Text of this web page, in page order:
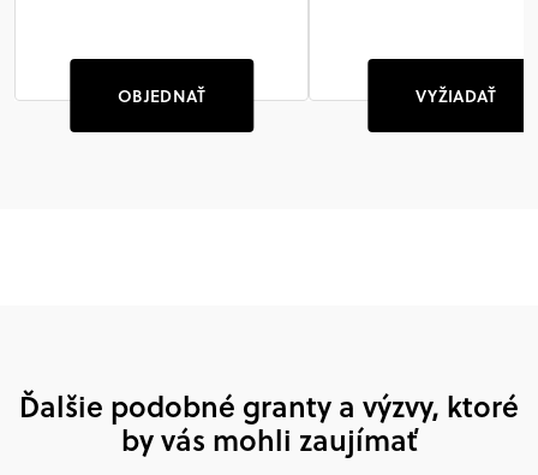
OBJEDNAŤ VYŽIADAŤ
Ďalšie podobné granty a výzvy, ktoré
by vás mohli zaujímať